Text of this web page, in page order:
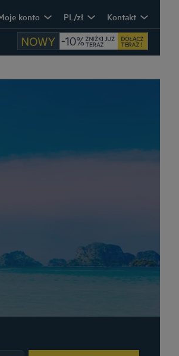
konto PL/zł Kontakt